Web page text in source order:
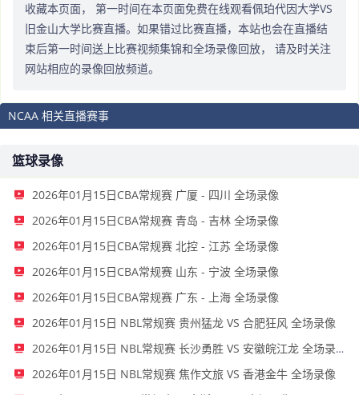
收藏本页面， 第一时间在本页面免费在线观看佩珀代因大学VS
旧金山大学比赛直播。如果错过比赛直播，本站也会在直播结
束后第一时间送上比赛视频集锦和全场录像回放， 请及时关注
网站相应的录像回放频道。
NCAA 相关直播赛事
篮球录像
2026年01月15日CBA常规赛 广厦 - 四川 全场录像
2026年01月15日CBA常规赛 青岛 - 吉林 全场录像
2026年01月15日CBA常规赛 北控 - 江苏 全场录像
2026年01月15日CBA常规赛 山东 - 宁波 全场录像
2026年01月15日CBA常规赛 广东 - 上海 全场录像
2026年01月15日 NBL常规赛 贵州猛龙 VS 合肥狂风 全场录像
2026年01月15日 NBL常规赛 长沙勇胜 VS 安徽皖江龙 全场录像
2026年01月15日 NBL常规赛 焦作文旅 VS 香港金牛 全场录像